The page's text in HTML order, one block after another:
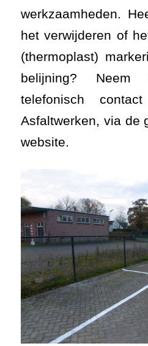
werkzaamheden.
het verwijderen of
(thermoplast)
belijning? Neem
telefonisch
Asfaltwerken, via de
website.